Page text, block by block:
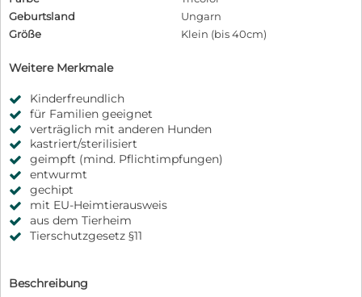
Geburtsland
Ungarn
Größe
Klein (bis 40cm)
Weitere Merkmale
Kinderfreundlich
für Familien geeignet
verträglich mit anderen Hunden
kastriert/sterilisiert
geimpft (mind. Pflichtimpfungen)
entwurmt
gechipt
mit EU-Heimtierausweis
aus dem Tierheim
Tierschutzgesetz §11
Beschreibung